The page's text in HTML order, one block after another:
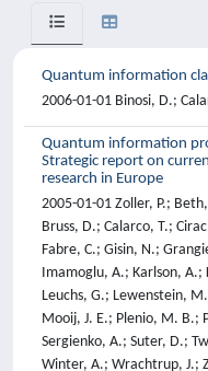
Quantum information
2006-01-01 Binosi, D.;
Quantum information
Strategic report on
research in Europe
2005-01-01 Zoller, P.;
Bruss, D.; Calarco, T.;
Fabre, C.; Gisin, N.;
Imamoglu, A.; Karlson, A.;
Leuchs, G.; Lewenstein,
Mooij, J. E.; Plenio, M. B.;
Sergienko, A.; Suter, D.;
Winter, A.; Wrachtrup, J.;